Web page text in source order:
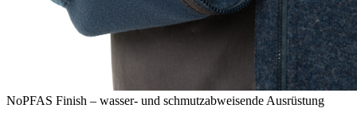
NoPFAS Finish – wasser- und schmutzabweisende Ausrüstung